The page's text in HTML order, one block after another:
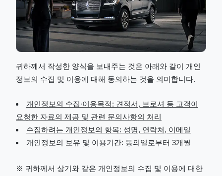
귀하께서 작성한 양식을 보내주는 것은 아래와 같이 개인
정보의 수집 및 이용에 대해 동의하는 것을 의미합니다.
개인정보의 수집∙이용목적: 견적서, 브로셔 등 고객이
요청한 자료의 제공 및 관련 문의사항의 처리
수집하려는 개인정보의 항목: 성명, 연락처, 이메일
개인정보의 보유 및 이용기간: 동의일로부터 3개월
※ 귀하께서 상기와 같은 개인정보의 수집 및 이용에 대한